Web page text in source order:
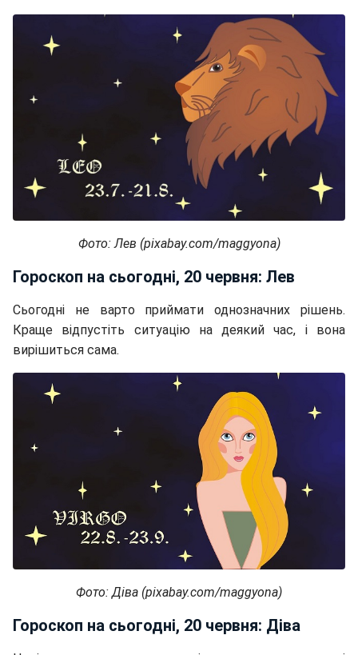
Фото: Лев (pixabay.com/maggyona)
Гороскоп на сьогодні, 20 червня: Лев
Сьогодні не варто приймати однозначних рішень.
Краще відпустіть ситуацію на деякий час, і вона
вирішиться сама.
Фото: Діва (pixabay.com/maggyona)
Гороскоп на сьогодні, 20 червня: Діва